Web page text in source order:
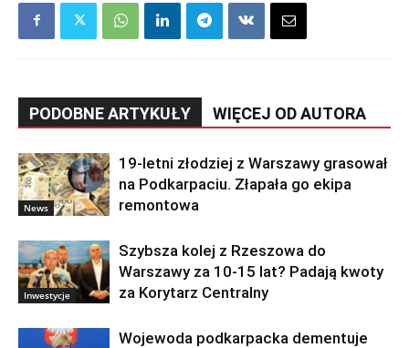
PODOBNE ARTYKUŁY WIĘCEJ OD AUTORA
News
19-letni złodziej z Warszawy grasował
na Podkarpaciu. Złapała go ekipa
remontowa
Inwestycje
Szybsza kolej z Rzeszowa do
Warszawy za 10-15 lat? Padają kwoty
za Korytarz Centralny
Wojewoda podkarpacka dementuje